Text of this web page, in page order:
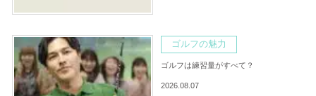
ゴルフの魅力
ゴルフは練習量がすべて？
2026.08.07